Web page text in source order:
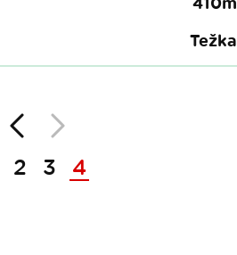
Težka
NazajNaprej
2 3 4